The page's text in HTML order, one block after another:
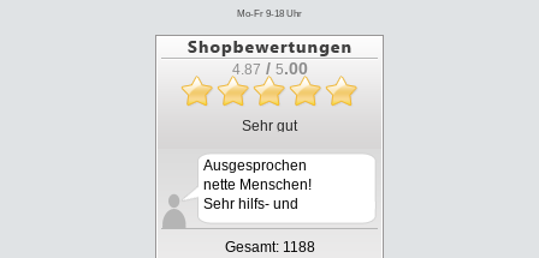
Mo-Fr 9-18 Uhr
4.87 / 5.00
Sehr gut
Ausgesprochen
nette Menschen!
Sehr hilfs- und
kooper...
Gesamt: 1188